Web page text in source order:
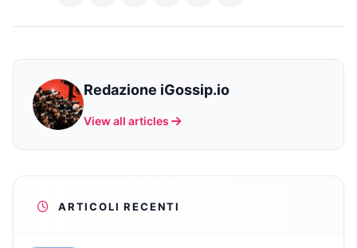
Redazione iGossip.io
View all articles
ARTICOLI RECENTI